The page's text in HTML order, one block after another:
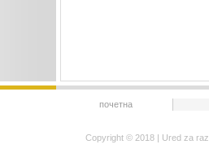
почетна
Copyright © 2018 | Ured za